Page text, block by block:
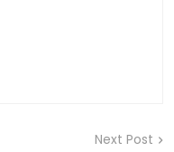
Next Post